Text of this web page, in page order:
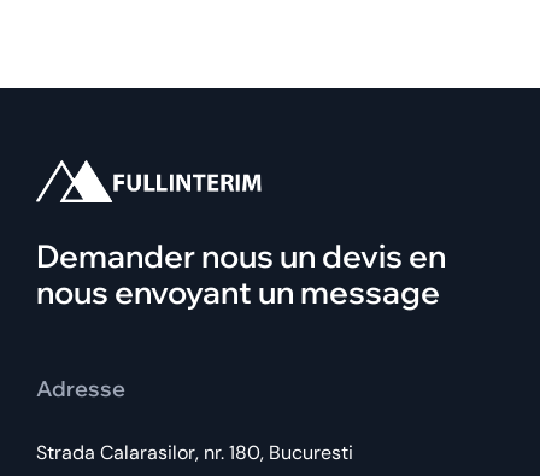
Demander nous un devis en
nous envoyant un message
Adresse
Strada Calarasilor, nr. 180, Bucuresti